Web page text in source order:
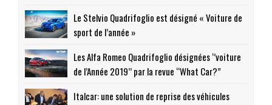
Le Stelvio Quadrifoglio est désigné « Voiture de
sport de l’année »
Les Alfa Romeo Quadrifoglio désignées ‘’voiture
de l’Année 2019’’ par la revue “What Car?”
Italcar: une solution de reprise des véhicules